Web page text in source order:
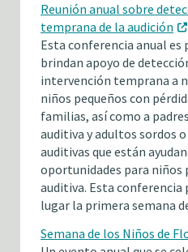
Reunión anual sobre
temprana de la audición
Esta conferencia anual es
brindan apoyo de
intervención temprana a
niños pequeños con
familias, así como a
auditiva y adultos sordos
auditivas que están
oportunidades para niños
auditiva. Esta
lugar la primera semana
Semana de los Niños de